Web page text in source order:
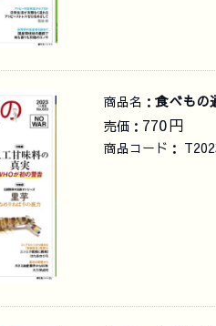
商品名： 食べもの
売価： 770円
商品コード：